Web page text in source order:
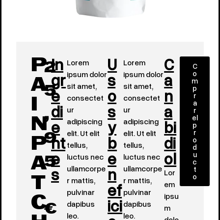
P
A
N
P
A
T
C
2
5
,
9
5
€
In
gr
e
di
e
nt
e
s
Lorem
ipsum dolor
sit amet,
consectet
ur
adipiscing
elit. Ut elit
tellus,
luctus nec
ullamcorpe
r mattis,
pulvinar
dapibus
leo.
U
s
o
s
y
b
e
n
ef
ici
Lorem
ipsum dolor
sit amet,
consectet
ur
adipiscing
elit. Ut elit
tellus,
luctus nec
ullamcorpe
r mattis,
pulvinar
dapibus
leo.
C
a
n
a
bi
di
ol
Lor
em
ipsu
m
C
o
m
p
r
a
r
el
p
r
o
d
u
c
t
o